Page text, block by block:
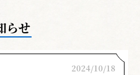
らせ
2024/10/18